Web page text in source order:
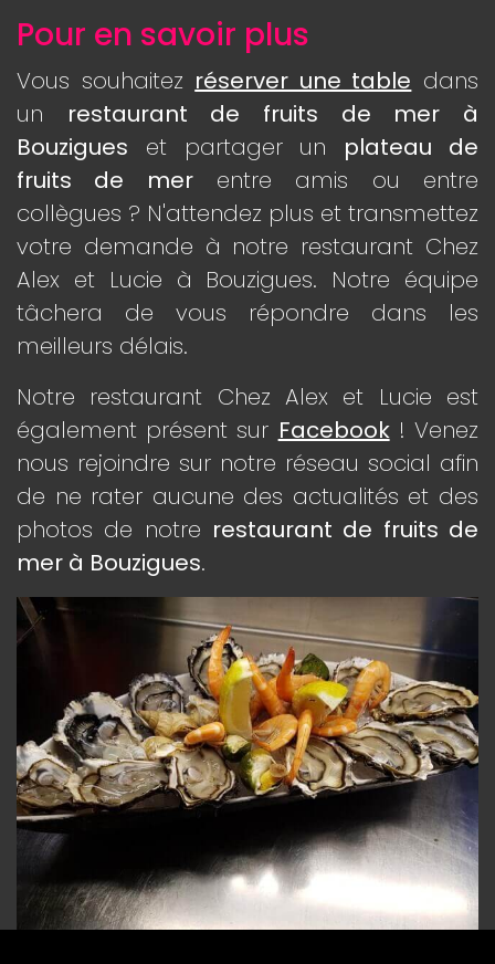
Pour en savoir plus
Vous souhaitez réserver une table dans
un restaurant de fruits de mer à
Bouzigues et partager un plateau de
fruits de merentre amis ou entre
collègues ? N'attendez plus et transmettez
votre demande à notre restaurant Chez
Alex et Lucie à Bouzigues. Notre équipe
tâchera de vous répondre dans les
meilleurs délais.
Notre restaurant Chez Alex et Lucie est
également présent sur Facebook! Venez
nous rejoindre sur notre réseau social afin
de ne rater aucune des actualités et des
photos de notre restaurant de fruits de
mer à Bouzigues.